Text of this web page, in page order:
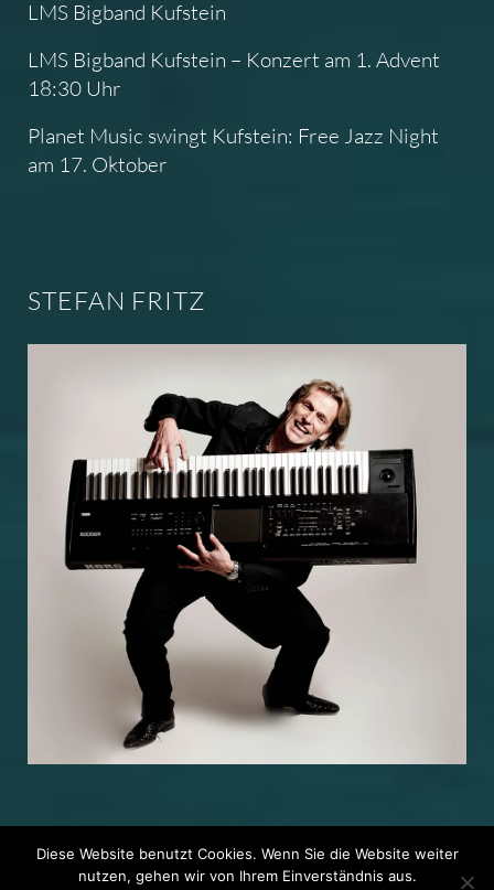
LMS Bigband Kufstein
LMS Bigband Kufstein – Konzert am 1. Advent
18:30 Uhr
Planet Music swingt Kufstein: Free Jazz Night
am 17. Oktober
STEFAN FRITZ
Diese Website benutzt Cookies. Wenn Sie die Website weiter
nutzen, gehen wir von Ihrem Einverständnis aus.